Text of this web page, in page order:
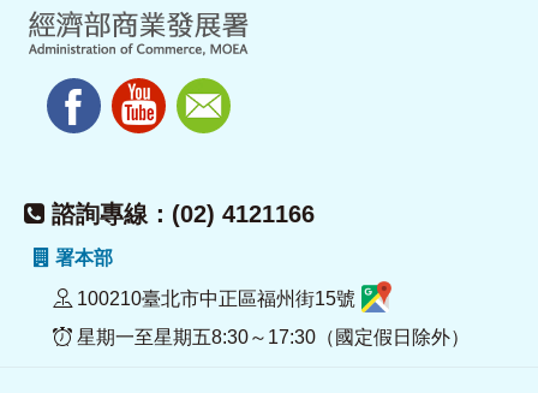
諮詢專線：(02) 4121166
署本部
100210臺北市中正區福州街15號
星期一至星期五8:30～17:30（國定假日除外）